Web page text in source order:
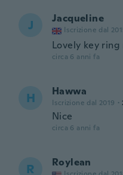
J Jacqueline
Iscrizione dal
Lovely key
circa 6 anni fa
H Hawwa
Iscrizione dal 2019 ·
Nice
circa 6 anni fa
R Roylean